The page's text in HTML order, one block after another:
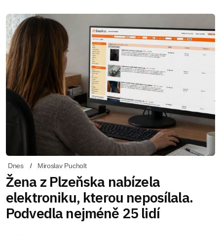
Dnes Miroslav Pucholt
Žena z Plzeňska nabízela
elektroniku, kterou neposílala.
Podvedla nejméně 25 lidí